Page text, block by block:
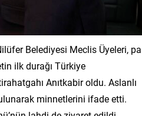
Belediyesi Meclis Üyeleri,
ilk durağı Türkiye
Anıtkabir oldu. Aslanlı
minnetlerini ifade etti.